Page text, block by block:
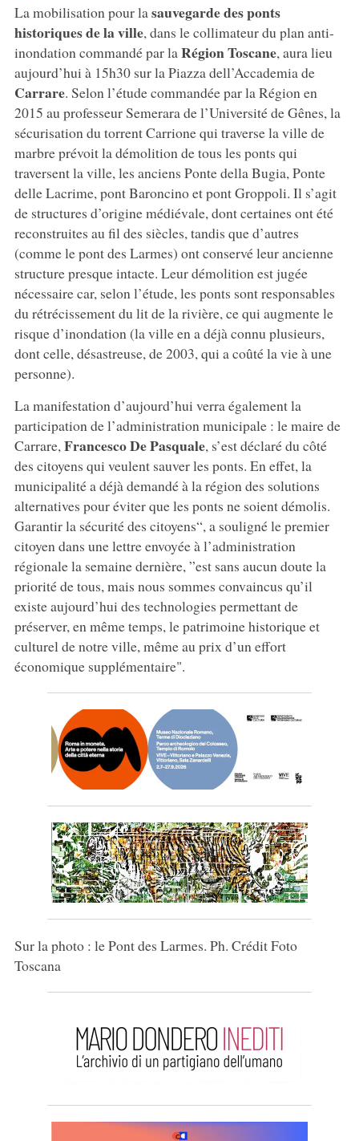
La mobilisation pour la sauvegarde des ponts
historiques de la ville, dans le collimateur du plan anti-
inondation commandé par la Région Toscane, aura lieu
aujourd’hui à 15h30 sur la Piazza dell’Accademia de
Carrare. Selon l’étude commandée par la Région en
2015 au professeur Semerara de l’Université de Gênes, la
sécurisation du torrent Carrione qui traverse la ville de
marbre prévoit la démolition de tous les ponts qui
traversent la ville, les anciens Ponte della Bugia, Ponte
delle Lacrime, pont Baroncino et pont Groppoli. Il s’agit
de structures d’origine médiévale, dont certaines ont été
reconstruites au fil des siècles, tandis que d’autres
(comme le pont des Larmes) ont conservé leur ancienne
structure presque intacte. Leur démolition est jugée
nécessaire car, selon l’étude, les ponts sont responsables
du rétrécissement du lit de la rivière, ce qui augmente le
risque d’inondation (la ville en a déjà connu plusieurs,
dont celle, désastreuse, de 2003, qui a coûté la vie à une
personne).
La manifestation d’aujourd’hui verra également la
participation de l’administration municipale : le maire de
Carrare, Francesco De Pasquale, s’est déclaré du côté
des citoyens qui veulent sauver les ponts. En effet, la
municipalité a déjà demandé à la région des solutions
alternatives pour éviter que les ponts ne soient démolis.
Garantir la sécurité des citoyens“, a souligné le premier
citoyen dans une lettre envoyée à l’administration
régionale la semaine dernière, ”est sans aucun doute la
priorité de tous, mais nous sommes convaincus qu’il
existe aujourd’hui des technologies permettant de
préserver, en même temps, le patrimoine historique et
culturel de notre ville, même au prix d’un effort
économique supplémentaire".
Sur la photo : le Pont des Larmes. Ph. Crédit Foto
Toscana